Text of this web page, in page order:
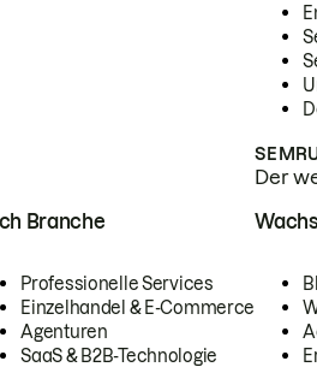
Der
Branche
Professionelle Services
Einzelhandel & E-Commerce
Agenturen
SaaS & B2B-Technologie